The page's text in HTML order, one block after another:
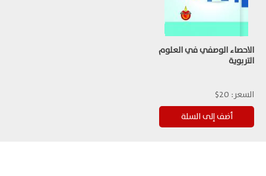
الاحصاء الوصفي في العلوم
التربوية
السعر: 20$